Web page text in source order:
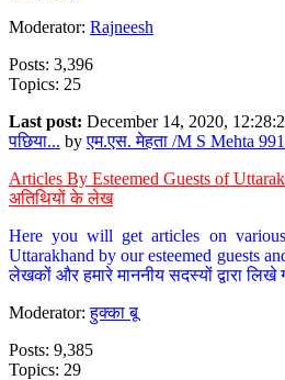
Moderator: Rajneesh
Posts: 3,396
Topics: 25
Last post: December 14, 2020,
पछिया... byएम.एस. मेहता /M S Mehta
Articles By Esteemed Guests of
अतिथियों के लेख
Here you will get articles on
Uttarakhand by our esteemed guests
लेखकों और हमारे माननीय सदस्यों द्वारा
Moderator:हुक्का बू
Posts: 9,385
Topics: 29